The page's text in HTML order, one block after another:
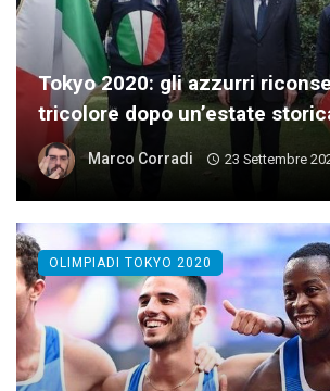
Tokyo 2020: gli azzurri
tricolore dopo un’estate
Marco Corradi 23 Settembre
OLIMPIADI TOKYO 2020